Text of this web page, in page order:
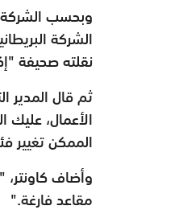
وبحسب
الشركة
نقلته صحيفة
ثم قال المدير
الأعمال،
الممكن تغيير
وأضاف
مقاعد فارغة".